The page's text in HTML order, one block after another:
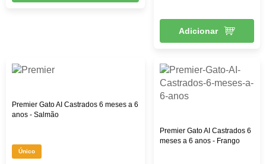
Adicionar
Premier Gato AI Castrados 6 meses a 6
anos - Salmão
Único
Premier Gato AI Castrados 6
meses a 6 anos - Frango